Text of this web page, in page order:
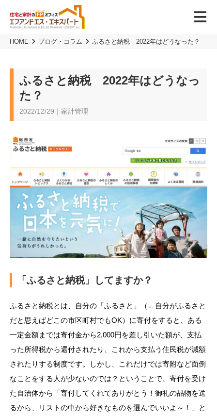
HOME ブログ・コラム ふるさと納税 2022年はどうなった？
ふるさと納税 2022年はどうなっ
た？
2022/12/29｜家計管理
「ふるさと納税」してますか？
ふるさと納税とは、自分の「ふるさと」（←自分がふるさと
だと思えばどこの市区町村でもOK）に寄付をすると、ある
一定金額までは寄付金から2,000円を差し引いた額が、支払
った所得税から還付されたり、これから支払う住民税が減額
されたりする制度です。しかし、これだけでは寄附など面倒
なことをする人が少ないのでは？ということで、寄付を受け
た自治体から「寄付してくれてありがとう！御礼の品物を送
るから、リストの中から好きなものを選んでいいよ～！」と